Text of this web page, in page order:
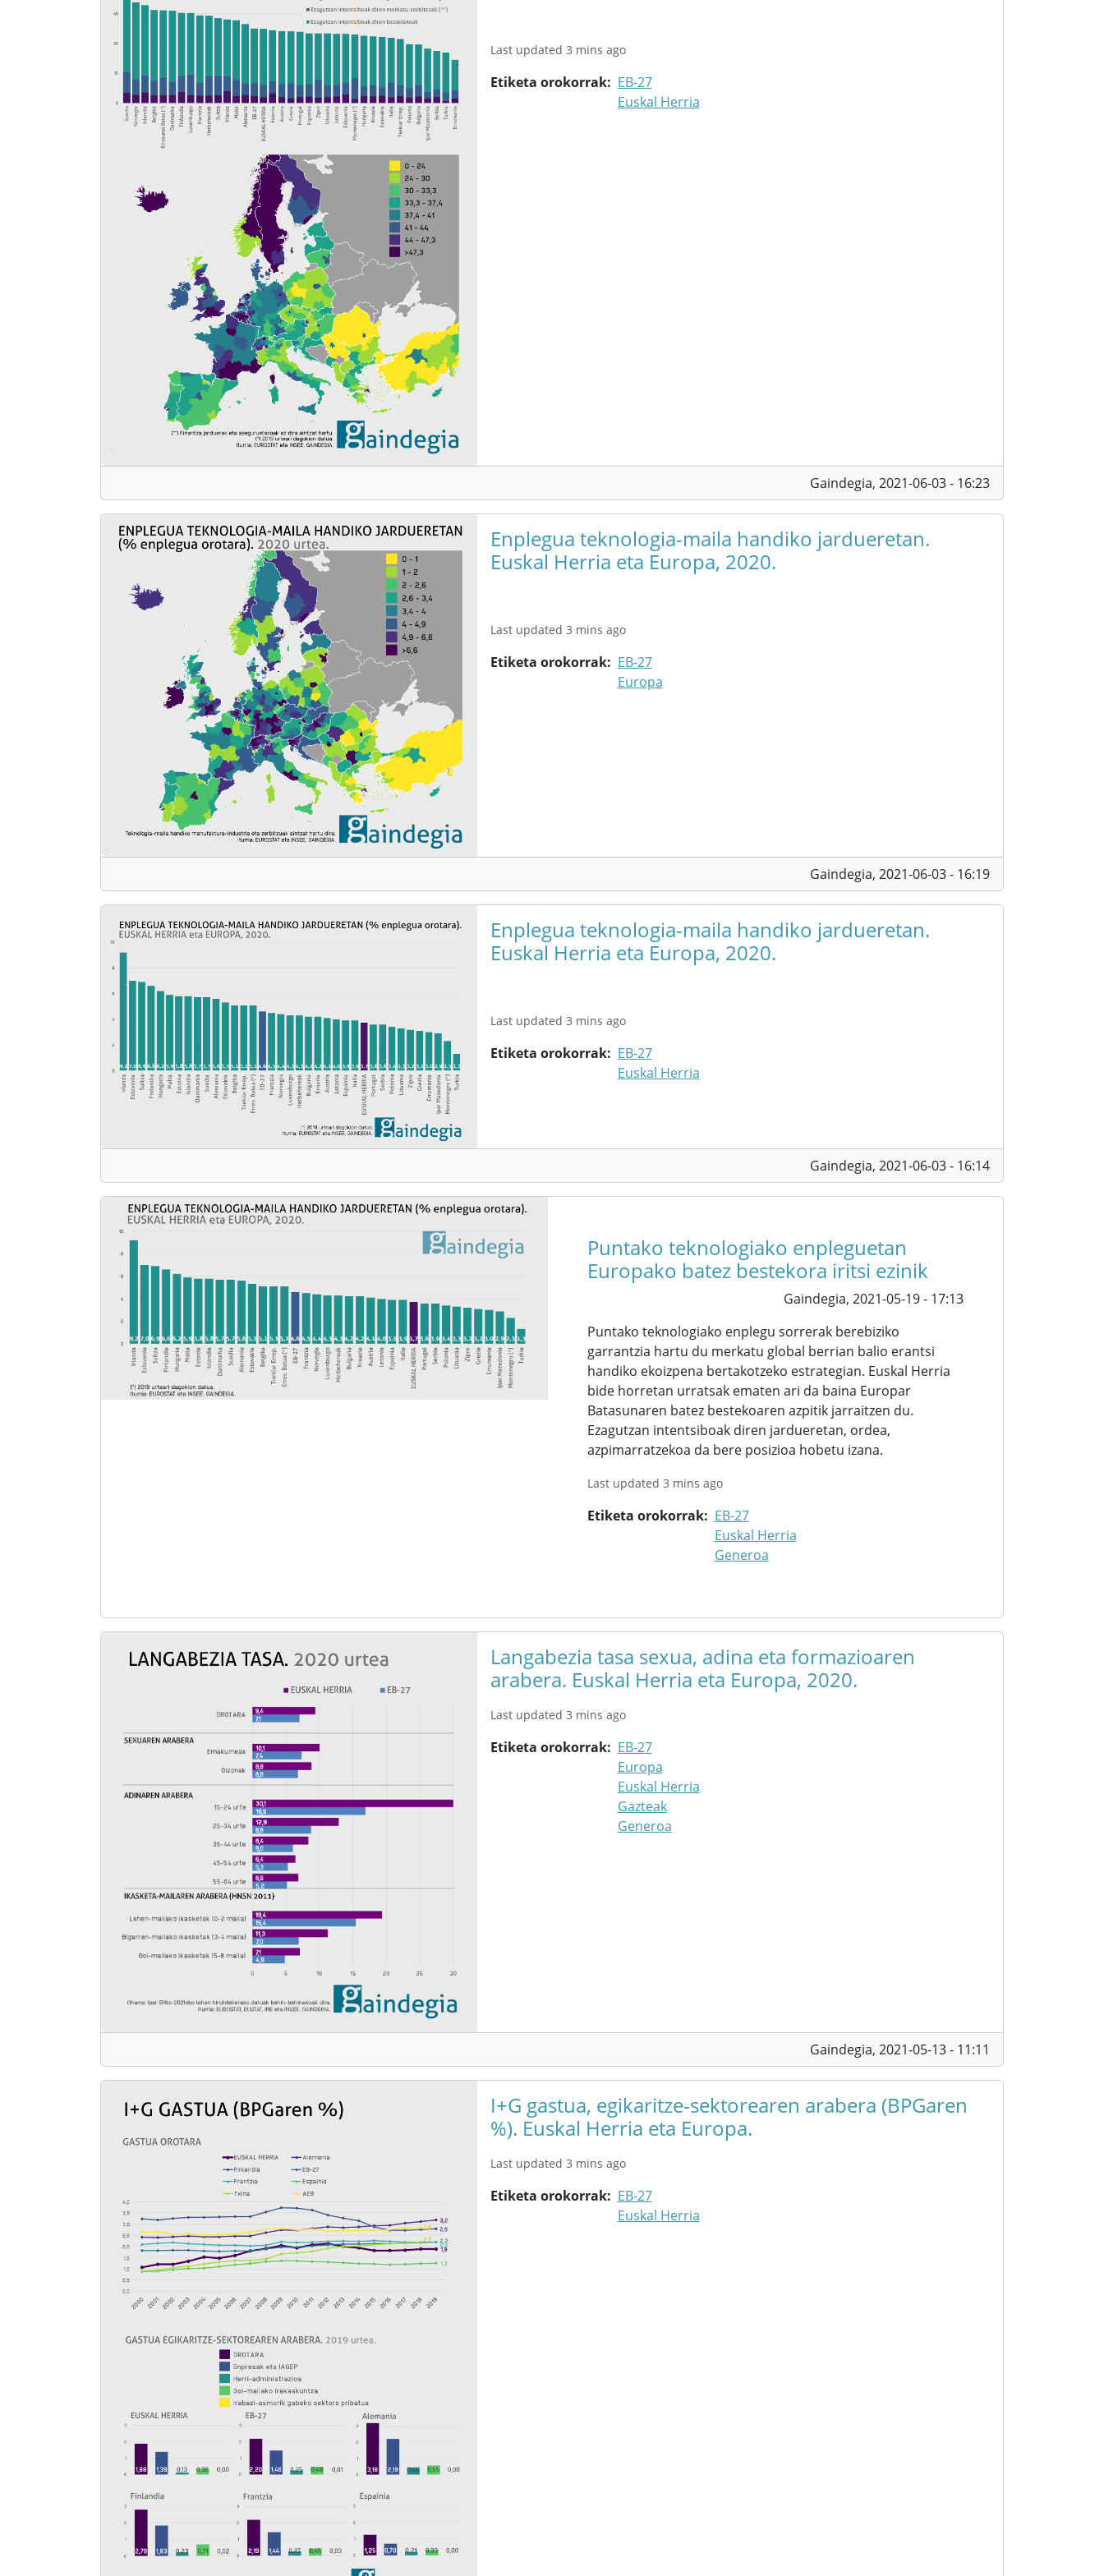
Last updated 3 mins ago
Etiketa orokorrak
EB-27
Euskal Herria
Gaindegia, 2021-06-03 - 16:23
Enplegua teknologia-maila handiko jardueretan.
Euskal Herria eta Europa, 2020.
Last updated 3 mins ago
Etiketa orokorrak
EB-27
Europa
Gaindegia, 2021-06-03 - 16:19
Enplegua teknologia-maila handiko jardueretan.
Euskal Herria eta Europa, 2020.
Last updated 3 mins ago
Etiketa orokorrak
EB-27
Euskal Herria
Gaindegia, 2021-06-03 - 16:14
Puntako teknologiako enpleguetan
Europako batez bestekora iritsi ezinik
Gaindegia, 2021-05-19 - 17:13
Puntako teknologiako enplegu sorrerak berebiziko
garrantzia hartu du merkatu global berrian balio erantsi
handiko ekoizpena bertakotzeko estrategian. Euskal Herria
bide horretan urratsak ematen ari da baina Europar
Batasunaren batez bestekoaren azpitik jarraitzen du.
Ezagutzan intentsiboak diren jardueretan, ordea,
azpimarratzekoa da bere posizioa hobetu izana.
Last updated 3 mins ago
Etiketa orokorrak
EB-27
Euskal Herria
Generoa
Langabezia tasa sexua, adina eta formazioaren
arabera. Euskal Herria eta Europa, 2020.
Last updated 3 mins ago
Etiketa orokorrak
EB-27
Europa
Euskal Herria
Gazteak
Generoa
Gaindegia, 2021-05-13 - 11:11
I+G gastua, egikaritze-sektorearen arabera (BPGaren
%). Euskal Herria eta Europa.
Last updated 3 mins ago
Etiketa orokorrak
EB-27
Euskal Herria